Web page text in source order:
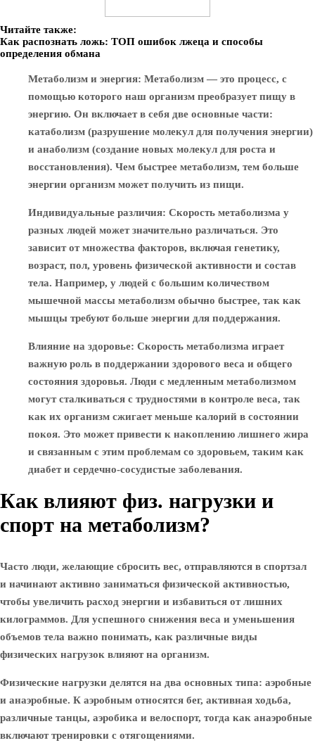
Читайте также:
Как распознать ложь: ТОП ошибок лжеца и способы
определения обмана
Метаболизм и энергия: Метаболизм — это процесс, с
помощью которого наш организм преобразует пищу в
энергию. Он включает в себя две основные части:
катаболизм (разрушение молекул для получения энергии)
и анаболизм (создание новых молекул для роста и
восстановления). Чем быстрее метаболизм, тем больше
энергии организм может получить из пищи.
Индивидуальные различия: Скорость метаболизма у
разных людей может значительно различаться. Это
зависит от множества факторов, включая генетику,
возраст, пол, уровень физической активности и состав
тела. Например, у людей с большим количеством
мышечной массы метаболизм обычно быстрее, так как
мышцы требуют больше энергии для поддержания.
Влияние на здоровье: Скорость метаболизма играет
важную роль в поддержании здорового веса и общего
состояния здоровья. Люди с медленным метаболизмом
могут сталкиваться с трудностями в контроле веса, так
как их организм сжигает меньше калорий в состоянии
покоя. Это может привести к накоплению лишнего жира
и связанным с этим проблемам со здоровьем, таким как
диабет и сердечно-сосудистые заболевания.
Как влияют физ. нагрузки и
спорт на метаболизм?
Часто люди, желающие сбросить вес, отправляются в спортзал
и начинают активно заниматься физической активностью,
чтобы увеличить расход энергии и избавиться от лишних
килограммов. Для успешного снижения веса и уменьшения
объемов тела важно понимать, как различные виды
физических нагрузок влияют на организм.
Физические нагрузки делятся на два основных типа: аэробные
и анаэробные. К аэробным относятся бег, активная ходьба,
различные танцы, аэробика и велоспорт, тогда как анаэробные
включают тренировки с отягощениями.